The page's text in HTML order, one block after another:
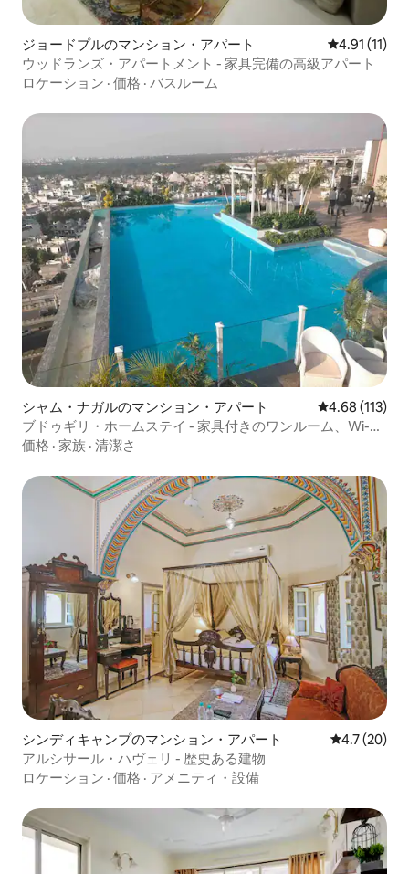
ジョードプルのマンション・アパート レビュー11
4.91 (11)
ウッドランズ・アパートメント - 家具完備の高級アパート
ロケーション · 価格 · バスルーム
シャム・ナガルのマンション・アパート レビュー113
4.68 (113)
ブドゥギリ・ホームステイ - 家具付きのワンルーム、Wi-
Fi、プール
価格 · 家族 · 清潔さ
シンディキャンプのマンション・アパート レビュー20
4.7 (20)
アルシサール・ハヴェリ - 歴史ある建物
ロケーション · 価格 · アメニティ・設備